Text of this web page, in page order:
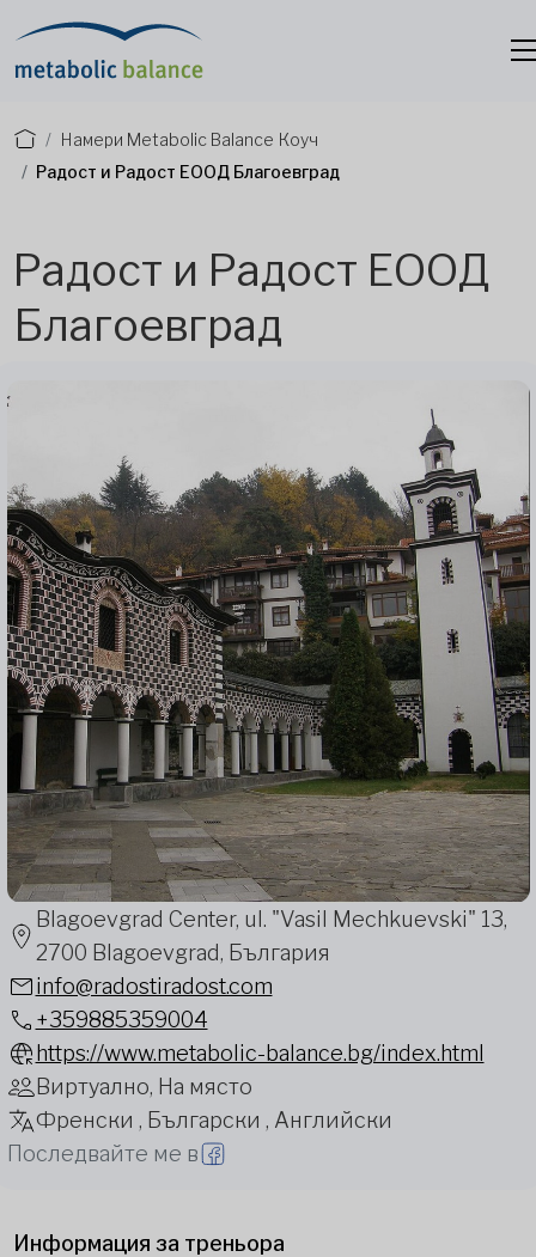
Намери Metabolic Balance Коуч
Радост и Радост ЕООД Благоевград
Радост и Радост ЕООД
Благоевград
Blagoevgrad Center, ul. "Vasil Mechkuevski" 13,
2700 Blagoevgrad, България
info@radostiradost.com
+359885359004
https://www.metabolic-balance.bg/index.html
Виртуално, На място
Френски , Български , Английски
Последвайте ме в
Информация за треньора